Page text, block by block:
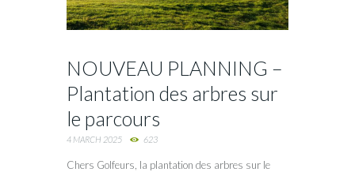
NOUVEAU PLANNING –
Plantation des arbres sur
le parcours
4 MARCH 2025 623
Chers Golfeurs, la plantation des arbres sur le